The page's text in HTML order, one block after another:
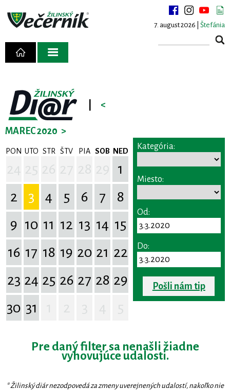
7. august 2026 | Štefánia
<
MAREC 2020 >
PON UTO STR ŠTV PIA SOB NED
1
2
3 4 5 6 7
8
9 10 11 12 13 14 15
16 17 18 19 20 21 22
23 24 25 26 27 28 29
30 31
Kategória:
Miesto:
Od:
Do:
Pošli nám tip
Pre daný filter sa nenašli žiadne
vyhovujúce udalosti.
* Žilinský diár nezodpovedá za zmeny uverejnených udalostí, nakoľko nie